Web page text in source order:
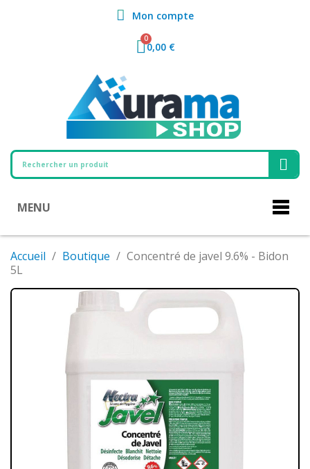
Mon compte
0,00 €
MENU
Accueil Boutique
Concentré de javel 9.6% - Bidon
5L